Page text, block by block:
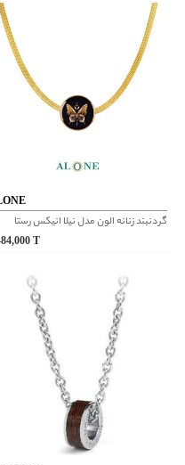
ALONE
گردنبند زنانه الون مدل نيلا انيكس رستا
3,484,000